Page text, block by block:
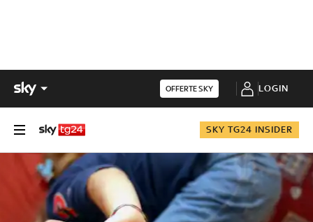
OFFERTE SKY LOGIN
SKY TG24 INSIDER